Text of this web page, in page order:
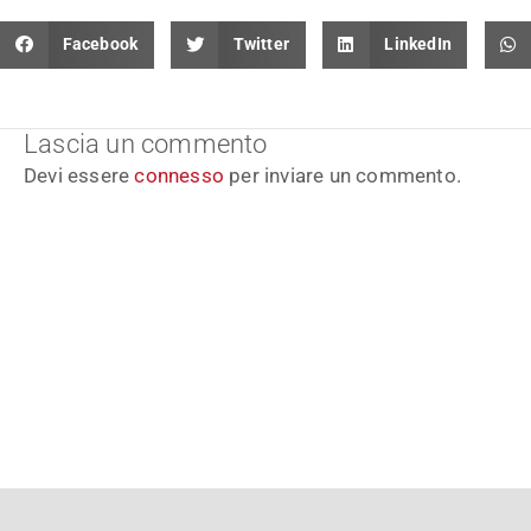
Facebook Twitter LinkedIn
Lascia un commento
Devi essereconnesso per inviare un commento.